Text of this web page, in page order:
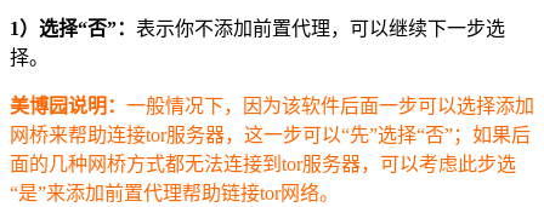
1）选择“否”： 表示你不添加前置代理，可以继续下一步选
择。
美博园说明： 一般情况下，因为该软件后面一步可以选择添加
网桥来帮助连接tor服务器，这一步可以“先”选择“否”；如果后
面的几种网桥方式都无法连接到tor服务器，可以考虑此步选
“是”来添加前置代理帮助链接tor网络。